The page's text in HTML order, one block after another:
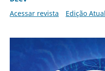
Acessar revista
Edição Atual